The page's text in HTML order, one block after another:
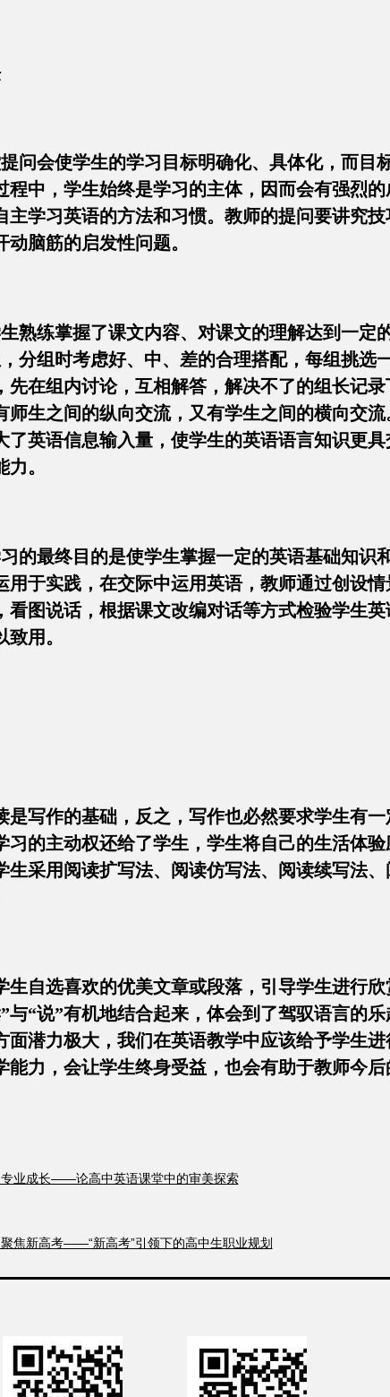
问会使学生的学习目标明确化、具体化，而目
程中，学生始终是学习的主体，因而会有强烈
主学习英语的方法和习惯。教师的提问要讲究
脑筋的启发性问题。
熟练掌握了课文内容、对课文的理解达到一定
分组时考虑好、中、差的合理搭配，每组挑选
先在组内讨论，互相解答，解决不了的组长记
师生之间的纵向交流，又有学生之间的横向交
了英语信息输入量，使学生的英语语言知识更
。
的最终目的是使学生掌握一定的英语基础知识
用于实践，在交际中运用英语，教师通过创设
看图说话，根据课文改编对话等方式检验学生
用。
是写作的基础，反之，写作也必然要求学生有
习的主动权还给了学生，学生将自己的生活体
生采用阅读扩写法、阅读仿写法、阅读续写法
生自选喜欢的优美文章或段落，引导学生进行
与“说”有机地结合起来，体会到了驾驭语言的
面潜力极大，我们在英语教学中应该给予学生
力，会让学生终身受益，也会有助于教师今后
专业成长——论高中英语课堂中的审美探索
焦新高考——“新高考”引领下的高中生职业规划